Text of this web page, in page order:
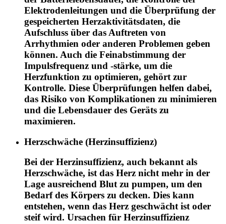
Elektrodenleitungen und die Überprüfung der
gespeicherten Herzaktivitätsdaten, die
Aufschluss über das Auftreten von
Arrhythmien oder anderen Problemen geben
können. Auch die Feinabstimmung der
Impulsfrequenz und -stärke, um die
Herzfunktion zu optimieren, gehört zur
Kontrolle. Diese Überprüfungen helfen dabei,
das Risiko von Komplikationen zu minimieren
und die Lebensdauer des Geräts zu
maximieren.
Herzschwäche (Herzinsuffizienz)
Bei der Herzinsuffizienz, auch bekannt als
Herzschwäche, ist das Herz nicht mehr in der
Lage ausreichend Blut zu pumpen, um den
Bedarf des Körpers zu decken. Dies kann
entstehen, wenn das Herz geschwächt ist oder
steif wird. Ursachen für Herzinsuffizienz